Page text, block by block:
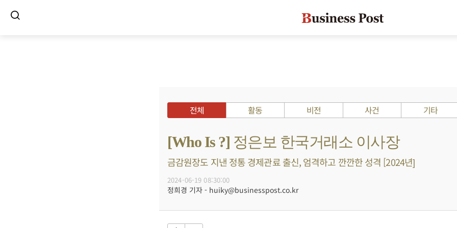
전체 활동 비전 사건 기타
[Who Is ?] 정은보 한국거래소 이사장
금감원장도 지낸 정통 경제관료 출신, 엄격하고 깐깐한 성격 [2024년]
2024-06-19 08:30:00
정희경 기자 - huiky@businesspost.co.kr